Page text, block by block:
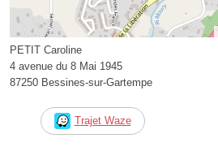
PETIT Caroline
4 avenue du 8 Mai 1945
87250 Bessines-sur-Gartempe
Trajet Waze